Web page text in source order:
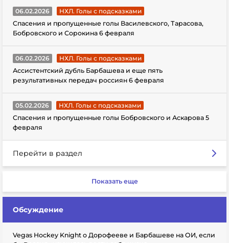
06.02.2026
НХЛ. Голы с подсказками
Спасения и пропущенные голы Василевского, Тарасова,
Бобровского и Сорокина 6 февраля
06.02.2026
НХЛ. Голы с подсказками
Ассистентский дубль Барбашева и еще пять
результативных передач россиян 6 февраля
05.02.2026
НХЛ. Голы с подсказками
Спасения и пропущенные голы Бобровского и Аскарова 5
февраля
Перейти в раздел
Показать еще
Обсуждение
Vegas Hockey Knight о Дорофееве и Барбашеве на ОИ, если